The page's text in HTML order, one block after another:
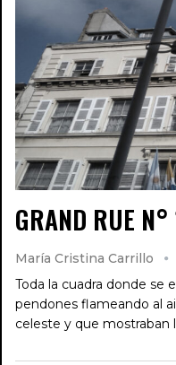
GRAND RUE N°
María Cristina Carrillo
Toda la cuadra donde se
pendones flameando al
celeste y que mostraban